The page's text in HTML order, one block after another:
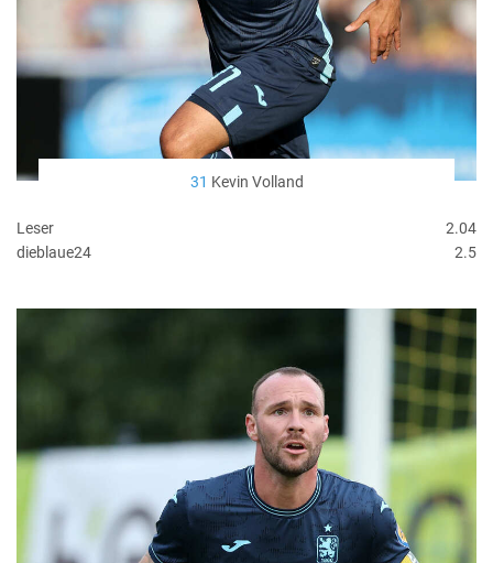
31 Kevin Volland
Leser
2.04
dieblaue24
2.5